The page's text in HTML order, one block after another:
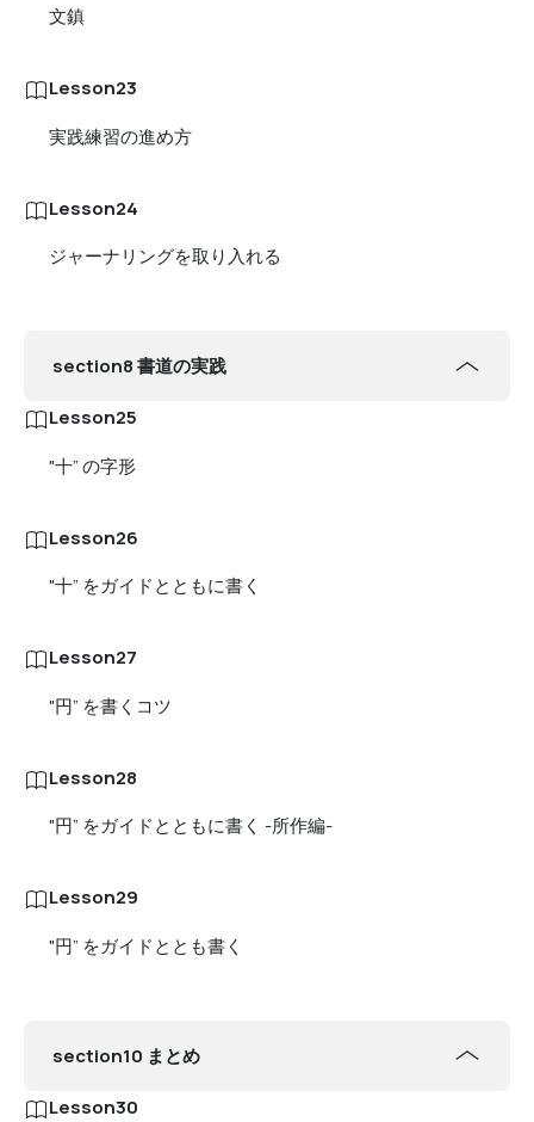
文鎮
Lesson23
実践練習の進め方
Lesson24
ジャーナリングを取り入れる
section8 書道の実践
Lesson25
"十” の字形
Lesson26
"十” をガイドとともに書く
Lesson27
"円” を書くコツ
Lesson28
"円” をガイドとともに書く -所作編-
Lesson29
"円” をガイドととも書く
section10 まとめ
Lesson30